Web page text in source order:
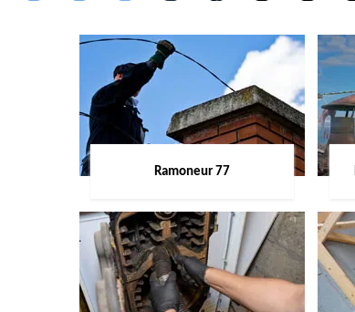
Ramoneur 77